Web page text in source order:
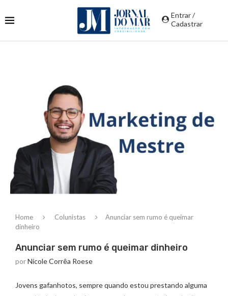
Entrar /
Cadastrar
Home Colunistas
Anunciar sem rumo é queimar
dinheiro
Anunciar sem rumo é queimar dinheiro
porNicole Corrêa Roese
Jovens gafanhotos, sempre quando estou prestando alguma